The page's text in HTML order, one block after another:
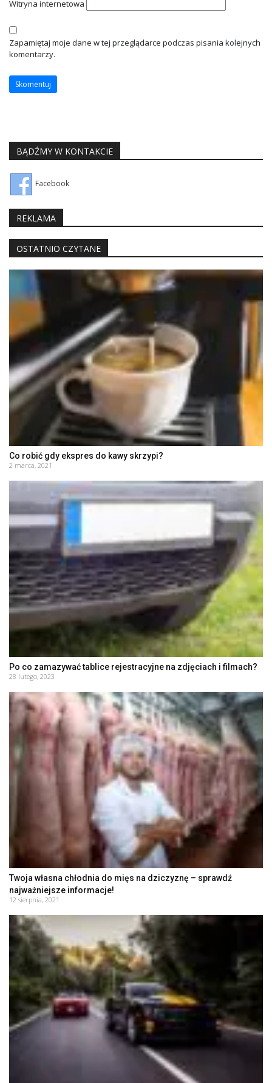
Witryna internetowa
Zapamiętaj moje dane w tej przeglądarce podczas pisania kolejnych
komentarzy.
BĄDŹMY W KONTAKCIE
Facebook
REKLAMA
OSTATNIO CZYTANE
Co robić gdy ekspres do kawy skrzypi?
2 marca, 2021
Po co zamazywać tablice rejestracyjne na zdjęciach i filmach?
28 lutego, 2023
Twoja własna chłodnia do mięs na dziczyznę – sprawdź
najważniejsze informacje!
12 sierpnia, 2021